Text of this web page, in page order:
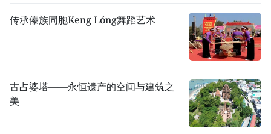
传承傣族同胞Keng Lóng舞蹈艺术
古占婆塔——永恒遗产的空间与建筑之
美